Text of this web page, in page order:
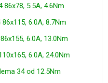
86x78, 5.5A, 4.6Nm
6.0A, 8.7Nm
6.0A, 13.0Nm
6.0A, 24.0Nm
34 od 12.5Nm